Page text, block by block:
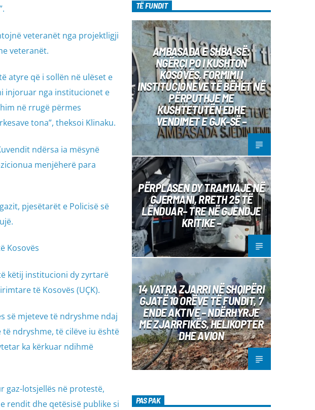
veteranët nga projektligji
veteranët.
atyre që i sollën në ulëset e
injoruar nga institucionet e
në rrugë përmes
tona”, theksoi Klinaku.
ndërsa ia mësynë
menjëherë para
pjesëtarët e Policisë së
Kosovës
këtij institucioni dy zyrtarë
të Kosovës (UÇK).
së mjeteve të ndryshme ndaj
ndryshme, të cilëve iu është
ka kërkuar ndihmë
gaz-lotsjellës në protestë,
rendit dhe qetësisë publike si
TË FUNDIT
AMBASADA E SHBA-SË:
NGËRÇI PO I KUSHTON
KOSOVËS, FORMIMI I
INSTITUCIONEVE TË BËHET NË
PËRPUTHJE ME
KUSHTETUTËN EDHE
VENDIMET E GJK-SË –
PËRPLASEN DY TRAMVAJE NË
GJERMANI, RRETH 25 TË
LËNDUAR– TRE NË GJENDJE
KRITIKE –
14 VATRA ZJARRI NË SHQIPËRI
GJATË 10 ORËVE TË FUNDIT, 7
ENDE AKTIVE – NDËRHYRJE
ME ZJARRFIKËS, HELIKOPTER
DHE AVION
PAS PAK